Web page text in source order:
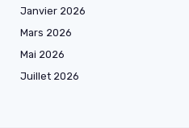
Janvier 2026
Mars 2026
Mai 2026
Juillet 2026